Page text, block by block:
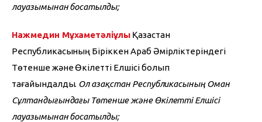
лауазымынан босатылды;
Нажмедин Мұхаметәліұлы Қазақстан
Республикасының Біріккен Араб Әмірліктеріндегі
Төтенше және Өкілетті Елшісі болып
тағайындалды. Ол Қазақстан Республикасының Оман
Сұлтандығындағы Төтенше және Өкілетті Елшісі
лауазымынан босатылды;